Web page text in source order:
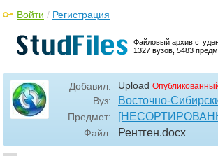
Файловый архив
1327 вузов, 5483
Войти / Регистрация
Добавил: Upload
Вуз: Восточно-
Предмет:
Файл: Рентген.docx